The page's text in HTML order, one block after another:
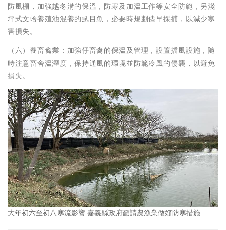
防風棚，加強越冬溝的保溫，防寒及加溫工作等安全防範，另淺
坪式文蛤養殖池混養的虱目魚，必要時規劃儘早採捕，以減少寒
害損失。
（六）養畜禽業：加強仔畜禽的保溫及管理，設置擋風設施，隨
時注意畜舍溫溼度，保持通風的環境並防範冷風的侵襲，以避免
損失。
大年初六至初八寒流影響 嘉義縣政府籲請農漁業做好防寒措施